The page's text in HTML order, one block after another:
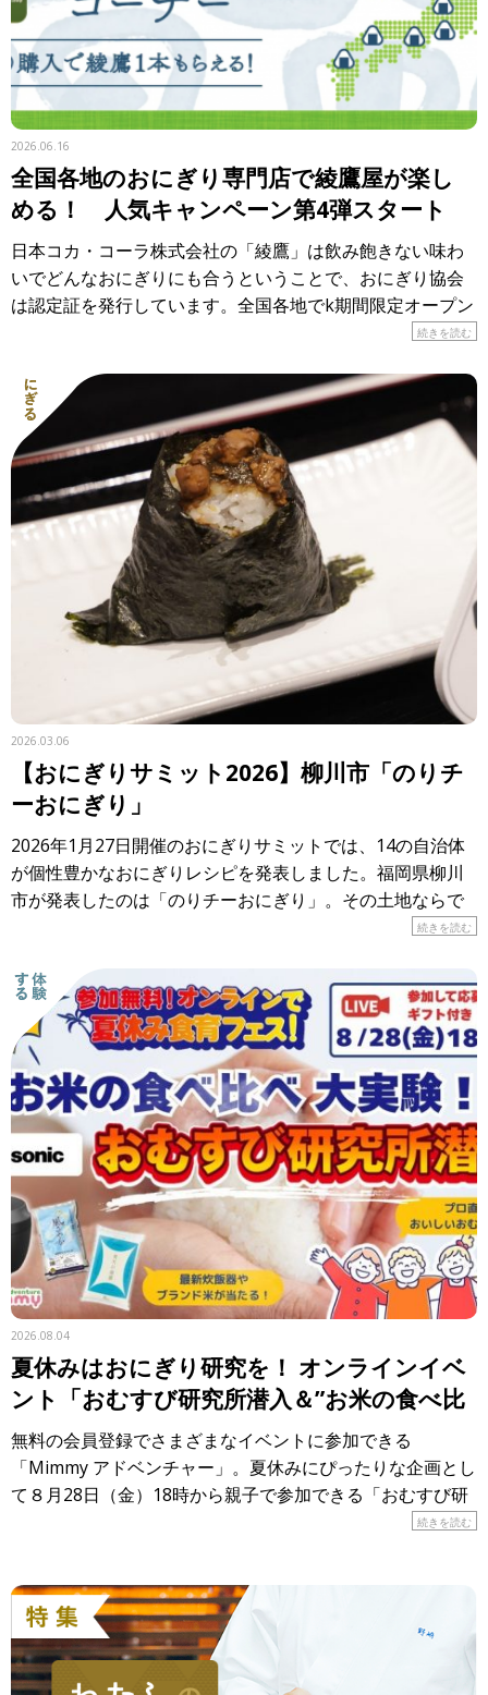
2026.06.16
全国各地のおにぎり専門店で綾鷹屋が楽し
める！ 人気キャンペーン第4弾スタート
日本コカ・コーラ株式会社の「綾鷹」は飲み飽きない味わ
いでどんなおにぎりにも合うということで、おにぎり協会
は認定証を発行しています。全国各地でk期間限定オープン
しているのが「おにぎり食堂 綾鷹屋」。各地のおにぎり専
続きを読む
2026.03.06
【おにぎりサミット2026】柳川市「のりチ
ーおにぎり」
2026年1月27日開催のおにぎりサミットでは、14の自治体
が個性豊かなおにぎりレシピを発表しました。福岡県柳川
市が発表したのは「のりチーおにぎり」。その土地ならで
はの食材や工夫に注目しながら、レシピを紹介します。 &n
続きを読む
2026.08.04
夏休みはおにぎり研究を！ オンラインイベ
ント「おむすび研究所潜入＆”お米の食べ比
べ”大実験！」
無料の会員登録でさまざまなイベントに参加できる
「Mimmy アドベンチャー」。夏休みにぴったりな企画とし
て８月28日（金）18時から親子で参加できる「おむすび研
究所潜入＆”お米の食べ比べ”大実験！」が開催されます！
続きを読む